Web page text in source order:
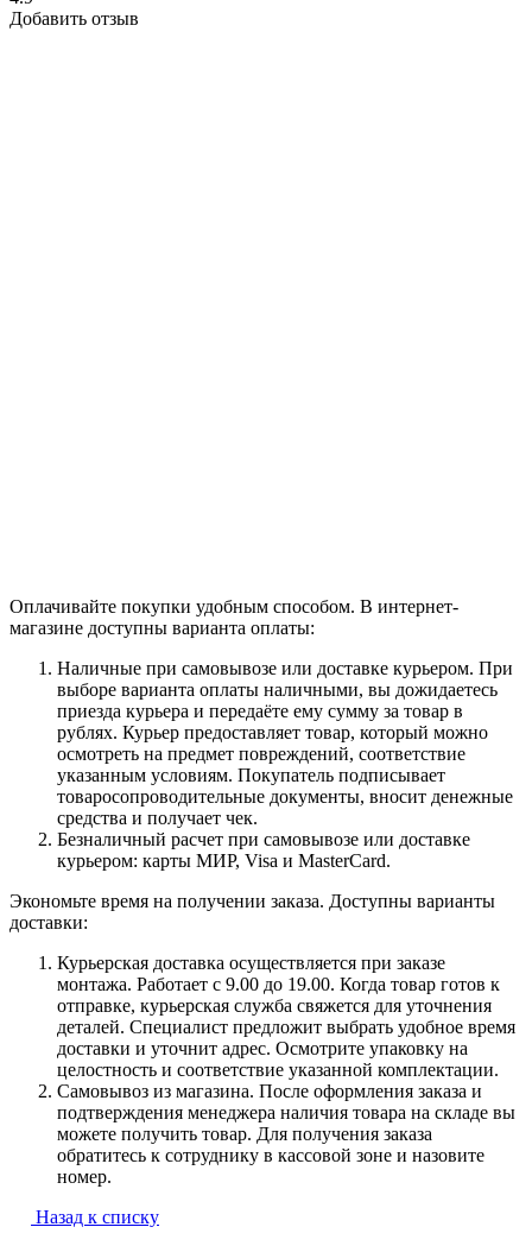
Добавить отзыв
Оплачивайте покупки удобным способом. В интернет-
магазине доступны варианта оплаты:
Наличные при самовывозе или доставке курьером. При
выборе варианта оплаты наличными, вы дожидаетесь
приезда курьера и передаёте ему сумму за товар в
рублях. Курьер предоставляет товар, который можно
осмотреть на предмет повреждений, соответствие
указанным условиям. Покупатель подписывает
товаросопроводительные документы, вносит денежные
средства и получает чек.
Безналичный расчет при самовывозе или доставке
курьером: карты МИР, Visa и MasterCard.
Экономьте время на получении заказа. Доступны варианты
доставки:
Курьерская доставка осуществляется при заказе
монтажа. Работает с 9.00 до 19.00. Когда товар готов к
отправке, курьерская служба свяжется для уточнения
деталей. Специалист предложит выбрать удобное время
доставки и уточнит адрес. Осмотрите упаковку на
целостность и соответствие указанной комплектации.
Самовывоз из магазина. После оформления заказа и
подтверждения менеджера наличия товара на складе вы
можете получить товар. Для получения заказа
обратитесь к сотруднику в кассовой зоне и назовите
номер.
Назад к списку